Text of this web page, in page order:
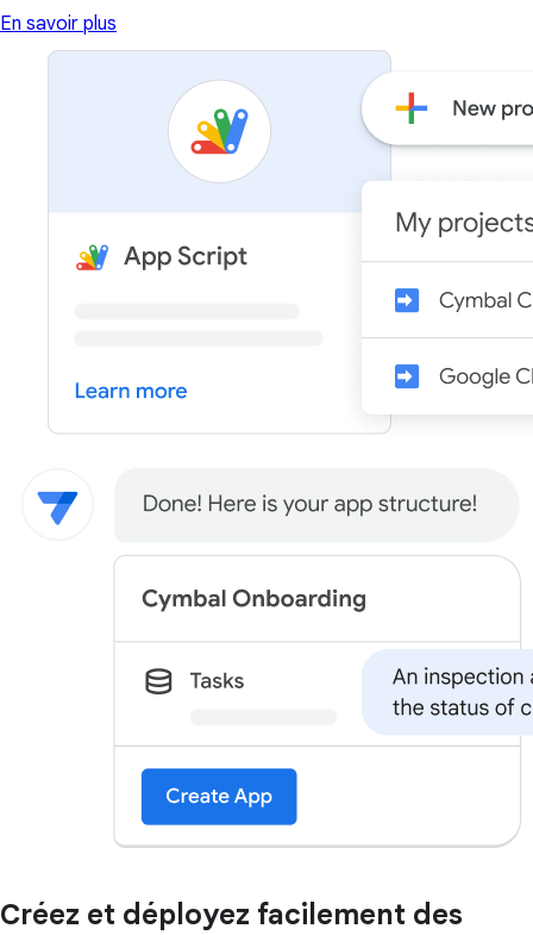
En savoir plus
Créez et déployez facilement des